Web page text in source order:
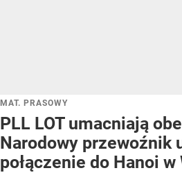
MAT. PRASOWY
PLL LOT umacniają
Narodowy przewoźnik
połączenie do Hanoi